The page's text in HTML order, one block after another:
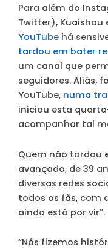
Para além do
Twitter), Kuaishou
YouTube há
tardou em bater
um canal que
seguidores. Aliás,
YouTube, numa
iniciou esta
acompanhar tal
Quem não tardou
avançado, de 39
diversas redes
todos os fãs, com
ainda está por vir”.
“Nós fizemos